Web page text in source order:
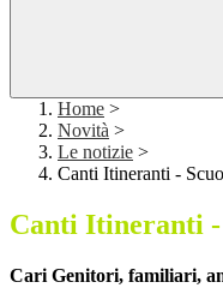
Home >
Novità >
Le notizie >
Canti Itineranti -
Canti Itineranti
Cari Genitori, familiari,